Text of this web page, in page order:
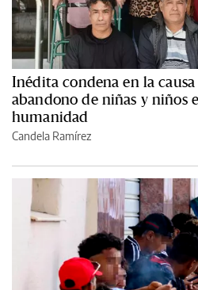
Inédita condena en la causa
abandono de niñas y niños
humanidad
Candela Ramírez